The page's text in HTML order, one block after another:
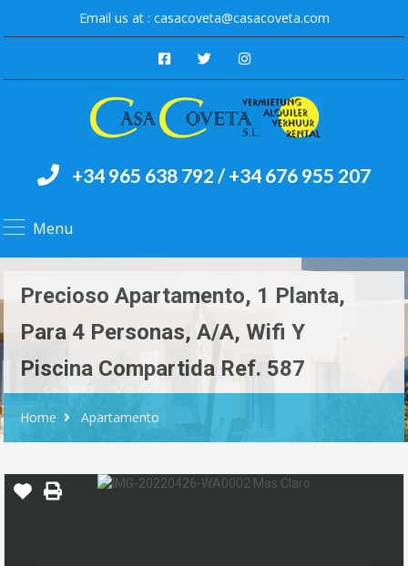
Email us at : casacoveta@casacoveta.com
+34 965 638 792 / +34 676 955 207
Menu
Precioso Apartamento, 1 Planta,
Para 4 Personas, A/A, Wifi Y
Piscina Compartida Ref. 587
Home Apartamento